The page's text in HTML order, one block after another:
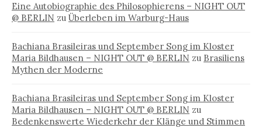
Eine Autobiographie des Philosophierens – NIGHT OUT
@ BERLIN zu Überleben im Warburg-Haus
Bachiana Brasileiras und September Song im Kloster
Maria Bildhausen – NIGHT OUT @ BERLIN zu Brasiliens
Mythen der Moderne
Bachiana Brasileiras und September Song im Kloster
Maria Bildhausen – NIGHT OUT @ BERLIN zu
Bedenkenswerte Wiederkehr der Klänge und Stimmen